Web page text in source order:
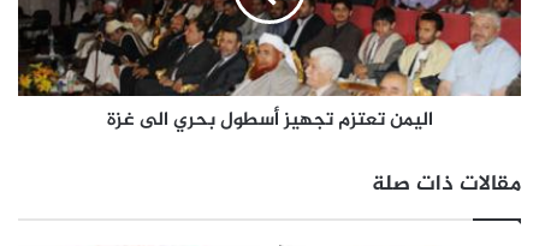
اليمن تعتزم تجهيز أسطول بحري الى غزة
مقالات ذات صلة